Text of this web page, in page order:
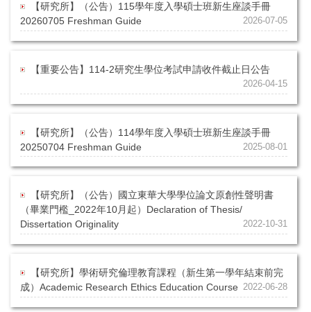
【研究所】（公告）115學年度入學碩士班新生座談手冊
20260705 Freshman Guide
2026-07-05
【重要公告】114-2研究生學位考試申請收件截止日公告
2026-04-15
【研究所】（公告）114學年度入學碩士班新生座談手冊
20250704 Freshman Guide
2025-08-01
【研究所】（公告）國立東華大學學位論文原創性聲明書
（畢業門檻_2022年10月起）Declaration of Thesis/
Dissertation Originality
2022-10-31
【研究所】學術研究倫理教育課程（新生第一學年結束前完
成）Academic Research Ethics Education Course 2022-06-28